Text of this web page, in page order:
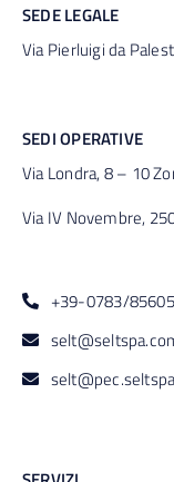
SEDE LEGALE
Via Pierluigi da
SEDI OPERATIVE
Via Londra, 8 – 10
Via IV Novembre,
+39-0783/